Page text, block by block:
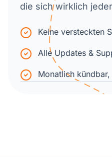
die sich wirklich
Keine versteckten
Alle Updates &
Monatlich